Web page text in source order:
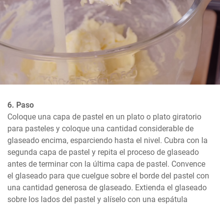
6. Paso
Coloque una capa de pastel en un plato o plato giratorio
para pasteles y coloque una cantidad considerable de
glaseado encima, esparciendo hasta el nivel. Cubra con la
segunda capa de pastel y repita el proceso de glaseado
antes de terminar con la última capa de pastel. Convence
el glaseado para que cuelgue sobre el borde del pastel con
una cantidad generosa de glaseado. Extienda el glaseado
sobre los lados del pastel y alíselo con una espátula